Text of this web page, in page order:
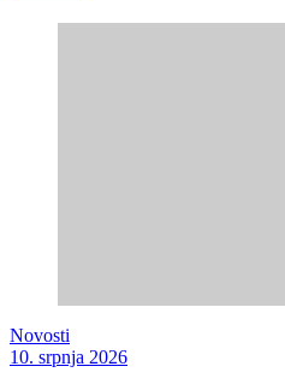
Novosti
10. srpnja 2026